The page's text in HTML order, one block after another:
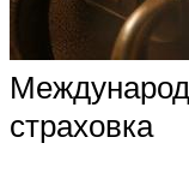
страховка